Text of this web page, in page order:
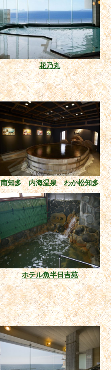
花乃丸
南知多 内海温泉 わか松知多
ホテル魚半日吉苑